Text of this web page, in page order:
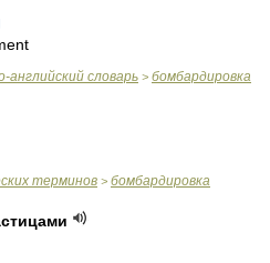
английский словарь > бомбардировка
терминов > бомбардировка